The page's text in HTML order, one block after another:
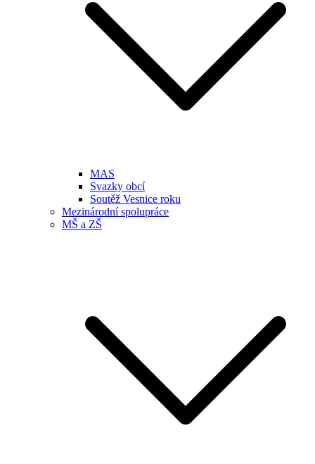
MAS
Svazky obcí
Soutěž Vesnice roku
Mezinárodní spolupráce
MŠ a ZŠ